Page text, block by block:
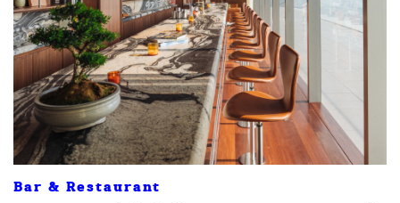
Bar & Restaurant
ค้นหา
SHARE TWEET LINE EMAIL